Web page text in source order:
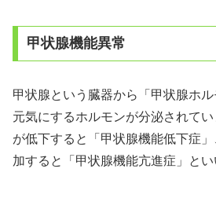
甲状腺機能異常
甲状腺という臓器から「甲状腺ホ
元気にするホルモンが分泌されて
が低下すると「甲状腺機能低下症
加すると「甲状腺機能亢進症」とい